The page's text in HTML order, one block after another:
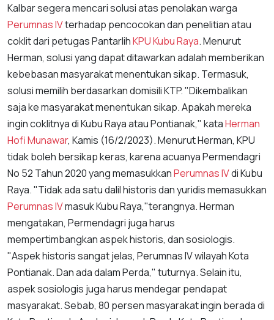
Kalbar segera mencari solusi atas penolakan warga
Perumnas IVterhadap pencocokan dan penelitian atau
coklit dari petugas PantarlihKPU Kubu Raya. Menurut
Herman, solusi yang dapat ditawarkan adalah memberikan
kebebasan masyarakat menentukan sikap. Termasuk,
solusi memilih berdasarkan domisili KTP. "Dikembalikan
saja ke masyarakat menentukan sikap. Apakah mereka
ingin coklitnya di Kubu Raya atau Pontianak," kataHerman
Hofi Munawar, Kamis (16/2/2023). Menurut Herman, KPU
tidak boleh bersikap keras, karena acuanya Permendagri
No 52 Tahun 2020 yang memasukkanPerumnas IVdi Kubu
Raya. "Tidak ada satu dalil historis dan yuridis memasukkan
Perumnas IVmasuk Kubu Raya,"terangnya. Herman
mengatakan, Permendagri juga harus
mempertimbangkan aspek historis, dan sosiologis.
"Aspek historis sangat jelas, Perumnas IV wilayah Kota
Pontianak. Dan ada dalam Perda," tuturnya. Selain itu,
aspek sosiologis juga harus mendegar pendapat
masyarakat. Sebab, 80 persen masyarakat ingin berada di